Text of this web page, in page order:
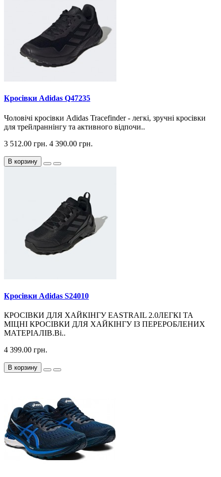
Кросiвки Adidas Q47235
Чоловічі кросівки Adidas Tracefinder - легкі, зручні кросівки
для трейлраннінгу та активного відпочи..
3 512.00 грн. 4 390.00 грн.
В корзину
Кросiвки Adidas S24010
КРОСІВКИ ДЛЯ ХАЙКІНГУ EASTRAIL 2.0ЛЕГКІ ТА
МІЦНІ КРОСІВКИ ДЛЯ ХАЙКІНГУ ІЗ ПЕРЕРОБЛЕНИХ
МАТЕРІАЛІВ.Ві..
4 399.00 грн.
В корзину